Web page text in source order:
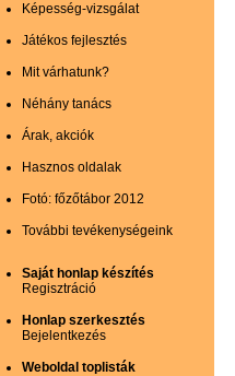
Képesség-vizsgálat
Játékos fejlesztés
Mit várhatunk?
Néhány tanács
Árak, akciók
Hasznos oldalak
Fotó: főzőtábor 2012
További tevékenységeink
Saját honlap készítés
Regisztráció
Honlap szerkesztés
Bejelentkezés
Weboldal toplisták